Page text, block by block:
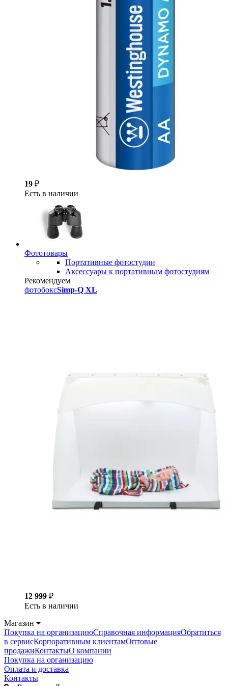
19 ₽
Есть в наличии
Фототовары
Портативные фотостудии
Аксессуары к портативным фотостудиям
Рекомендуем
фотобоксSimp-Q XL
12 999 ₽
Есть в наличии
Магазин
Покупка на организациюСправочная информацияОбратиться
в сервисКорпоративным клиентамОптовые
продажиКонтактыО компании
Покупка на организацию
Оплата и доставка
Контакты